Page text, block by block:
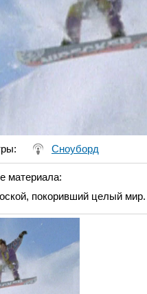
: Сноуборд
материала:
покоривший целый